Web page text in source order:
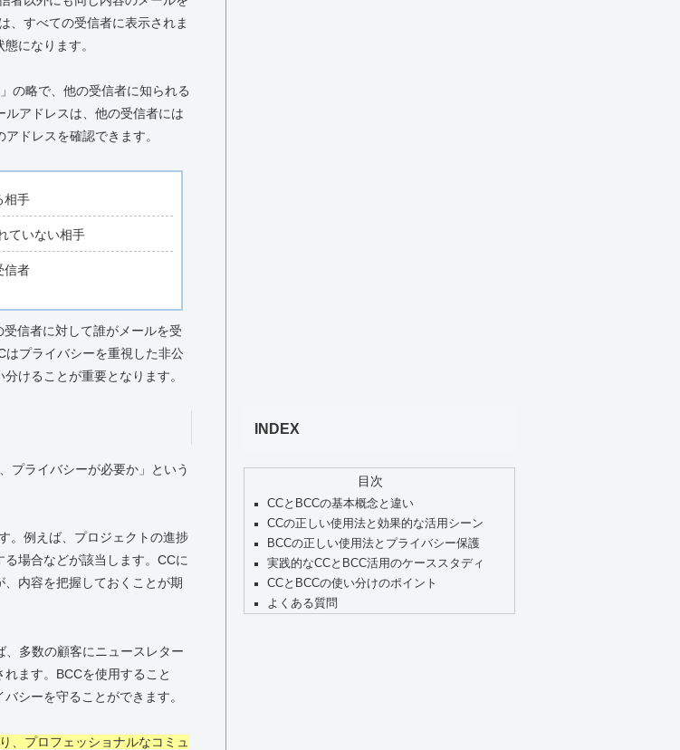
、すべての受信者に表示されま
になります。
の略で、他の受信者に知られる
アドレスは、他の受信者には
ドレスを確認できます。
相手
ていない相手
信者
信者に対して誰がメールを受
はプライバシーを重視した非公
けることが重要となります。
プライバシーが必要か」という
。例えば、プロジェクトの進捗
場合などが該当します。CCに
内容を把握しておくことが期
多数の顧客にニュースレター
ます。BCCを使用すること
シーを守ることができます。
、プロフェッショナルなコミュ
INDEX
目次
CCとBCCの基本概念と違い
CCの正しい使用法と効果的な活用シーン
BCCの正しい使用法とプライバシー保護
実践的なCCとBCC活用のケーススタディ
CCとBCCの使い分けのポイント
よくある質問